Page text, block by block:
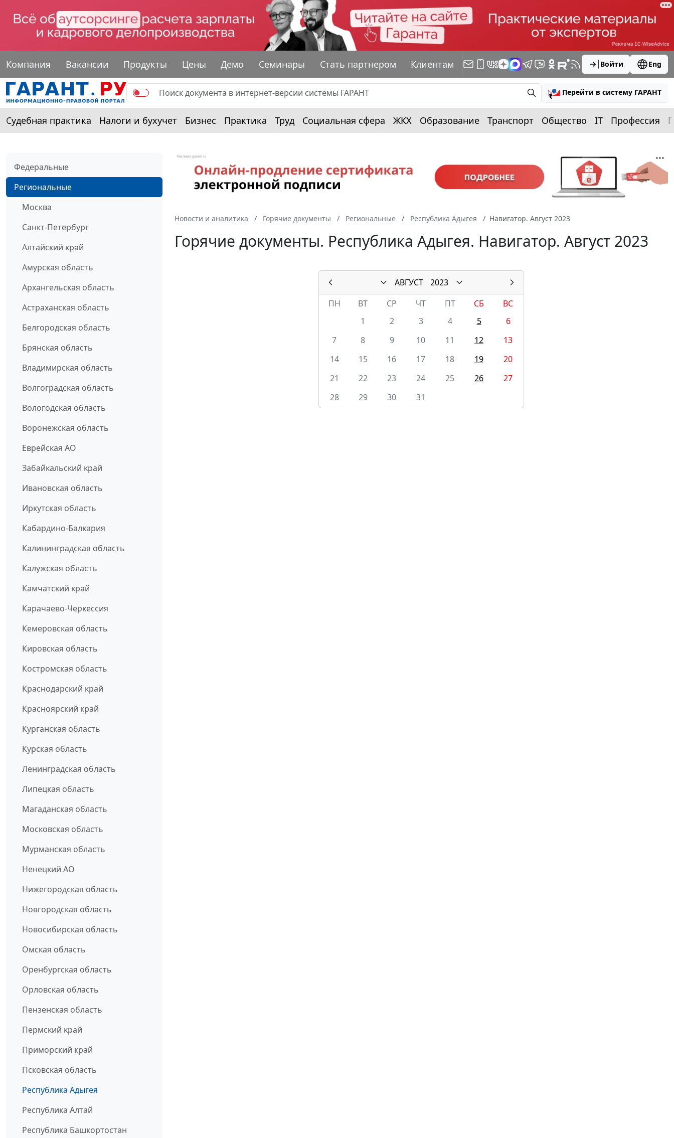
Компания Вакансии Продукты Цены Демо Семинары Стать партнером Клиентам Войти Eng
Перейти в систему ГАРАНТ
Судебная практика Налоги и бухучет Бизнес Практика Труд Социальная сфера ЖКХ Образование Транспорт Общество IT Профессия
Федеральные
Региональные
Москва
Санкт-Петербург
Алтайский край
Амурская область
Архангельская область
Астраханская область
Белгородская область
Брянская область
Владимирская область
Волгоградская область
Вологодская область
Воронежская область
Еврейская АО
Забайкальский край
Ивановская область
Иркутская область
Кабардино-Балкария
Калининградская область
Калужская область
Камчатский край
Карачаево-Черкессия
Кемеровская область
Кировская область
Костромская область
Краснодарский край
Красноярский край
Курганская область
Курская область
Ленинградская область
Липецкая область
Магаданская область
Московская область
Мурманская область
Ненецкий АО
Нижегородская область
Новгородская область
Новосибирская область
Омская область
Оренбургская область
Орловская область
Пензенская область
Пермский край
Приморский край
Псковская область
Республика Адыгея
Республика Алтай
Республика Башкортостан
Новости и аналитика Горячие документы Региональные Республика Адыгея Навигатор. Август 2023
Горячие документы. Республика Адыгея. Навигатор. Август 2023
АВГУСТ
2023
ПН
ВТ СР ЧТ ПТ СБ
ВС
1
2 3 4 5
6
7
8 9 10 11 12
13
14
15 16 17 18 19
20
21
22 23 24 25 26
27
28
29 30 31